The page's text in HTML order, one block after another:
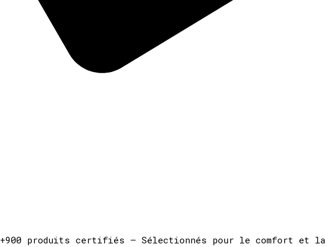
+900 produits certifiés — Sélectionnés pour le comfort et la